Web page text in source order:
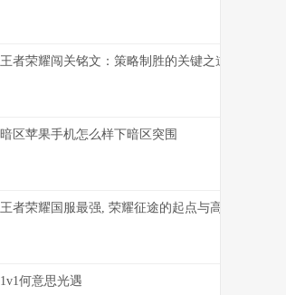
王者荣耀闯关铭文：策略制胜的关键之道
暗区苹果手机怎么样下暗区突围
王者荣耀国服最强, 荣耀征途的起点与高峰
1v1何意思光遇